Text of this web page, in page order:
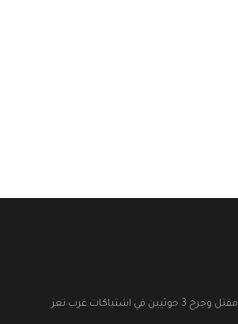
مقتل وجرح 3 حوثيين في اشتباكات غرب تعز